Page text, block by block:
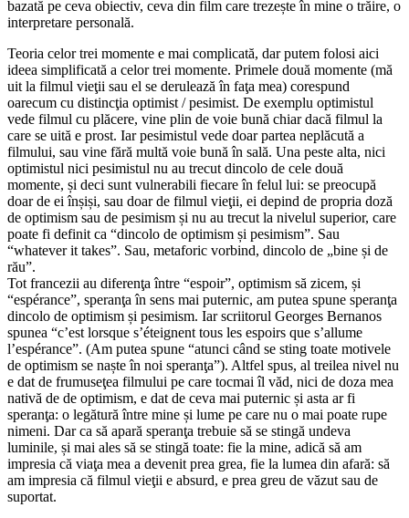
bazată pe ceva obiectiv, ceva din film care trezește în mine o trăire, o
interpretare personală.
Teoria celor trei momente e mai complicată, dar putem folosi aici
ideea simplificată a celor trei momente. Primele două momente (mă
uit la filmul vieţii sau el se derulează în faţa mea) corespund
oarecum cu distincţia optimist / pesimist. De exemplu optimistul
vede filmul cu plăcere, vine plin de voie bună chiar dacă filmul la
care se uită e prost. Iar pesimistul vede doar partea neplăcută a
filmului, sau vine fără multă voie bună în sală. Una peste alta, nici
optimistul nici pesimistul nu au trecut dincolo de cele două
momente, și deci sunt vulnerabili fiecare în felul lui: se preocupă
doar de ei înșiși, sau doar de filmul vieţii, ei depind de propria doză
de optimism sau de pesimism și nu au trecut la nivelul superior, care
poate fi definit ca “dincolo de optimism și pesimism”. Sau
“whatever it takes”. Sau, metaforic vorbind, dincolo de „bine și de
rău”.
Tot francezii au diferenţa între “espoir”, optimism să zicem, și
“espérance”, speranţa în sens mai puternic, am putea spune speranţa
dincolo de optimism și pesimism. Iar scriitorul Georges Bernanos
spunea “c’est lorsque s’éteignent tous les espoirs que s’allume
l’espérance”. (Am putea spune “atunci când se sting toate motivele
de optimism se naște în noi speranţa”). Altfel spus, al treilea nivel nu
e dat de frumuseţea filmului pe care tocmai îl văd, nici de doza mea
nativă de de optimism, e dat de ceva mai puternic și asta ar fi
speranţa: o legătură între mine și lume pe care nu o mai poate rupe
nimeni. Dar ca să apară speranţa trebuie să se stingă undeva
luminile, și mai ales să se stingă toate: fie la mine, adică să am
impresia că viaţa mea a devenit prea grea, fie la lumea din afară: să
am impresia că filmul vieţii e absurd, e prea greu de văzut sau de
suportat.